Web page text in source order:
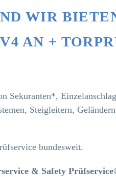
WIR
AN +
Steigleitern,
bundesweit.
& Safety